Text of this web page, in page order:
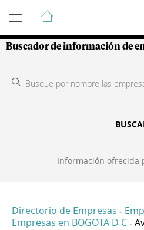
Guía de Empresas
Buscador de información de
Información ofrecida
Directorio de Empresas -
Empresas en BOGOTA D C -